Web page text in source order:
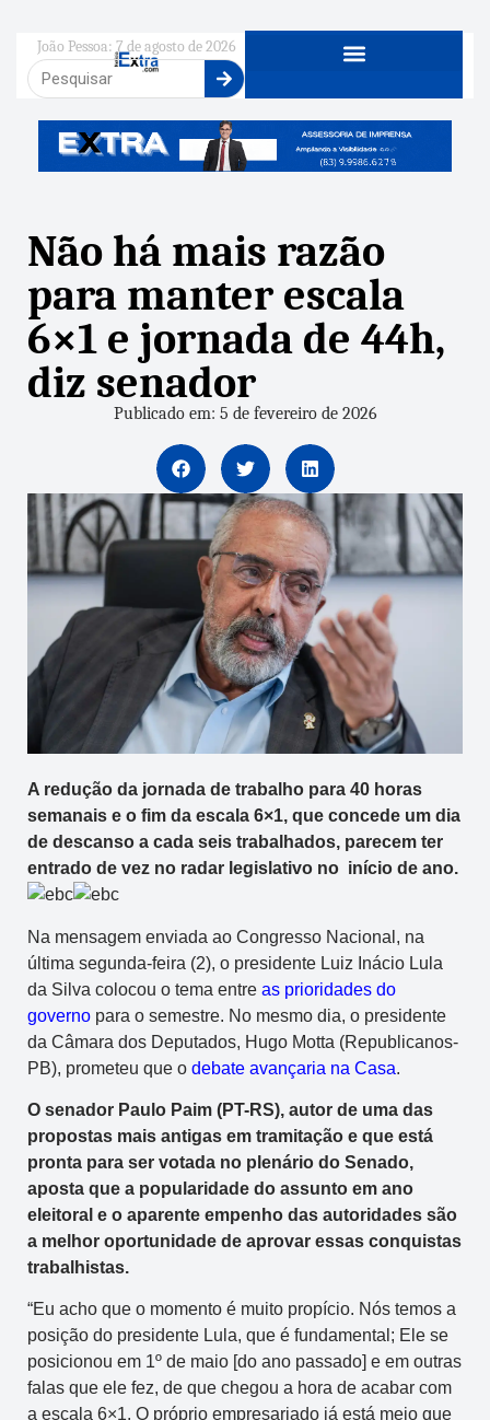
João Pessoa: 7 de agosto de 2026
Não há mais razão
para manter escala
6×1 e jornada de 44h,
diz senador
Publicado em: 5 de fevereiro de 2026
A redução da jornada de trabalho para 40 horas
semanais e o fim da escala 6×1, que concede um dia
de descanso a cada seis trabalhados, parecem ter
entrado de vez no radar legislativo no início de ano.
Na mensagem enviada ao Congresso Nacional, na
última segunda-feira (2), o presidente Luiz Inácio Lula
da Silva colocou o tema entre as prioridades do
governo para o semestre. No mesmo dia, o presidente
da Câmara dos Deputados, Hugo Motta (Republicanos-
PB), prometeu que o debate avançaria na Casa.
O senador Paulo Paim (PT-RS), autor de uma das
propostas mais antigas em tramitação e que está
pronta para ser votada no plenário do Senado,
aposta que a popularidade do assunto em ano
eleitoral e o aparente empenho das autoridades são
a melhor oportunidade de aprovar essas conquistas
trabalhistas.
“Eu acho que o momento é muito propício. Nós temos a
posição do presidente Lula, que é fundamental; Ele se
posicionou em 1º de maio [do ano passado] e em outras
falas que ele fez, de que chegou a hora de acabar com
a escala 6×1. O próprio empresariado já está meio que